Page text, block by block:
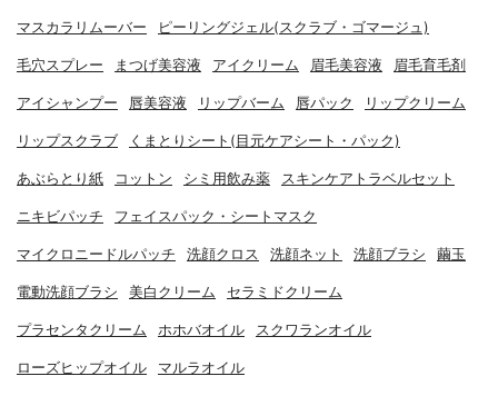
マスカラリムーバー ピーリングジェル(スクラブ・ゴマージュ)
毛穴スプレー まつげ美容液 アイクリーム 眉毛美容液 眉毛育毛剤
アイシャンプー 唇美容液 リップバーム 唇パック リップクリーム
リップスクラブ くまとりシート(目元ケアシート・パック)
あぶらとり紙 コットン シミ用飲み薬 スキンケアトラベルセット
ニキビパッチ フェイスパック・シートマスク
マイクロニードルパッチ 洗顔クロス 洗顔ネット 洗顔ブラシ 繭玉
電動洗顔ブラシ 美白クリーム セラミドクリーム
プラセンタクリーム ホホバオイル スクワランオイル
ローズヒップオイル マルラオイル